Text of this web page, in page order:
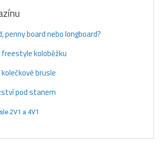
penny board nebo longboard?
freestyle koloběžku
brusle
pod stanem
2V1 a 4V1